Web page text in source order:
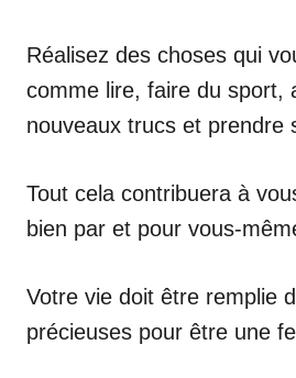
Réalisez des choses qui
comme lire, faire du sport,
nouveaux trucs et prendre
Tout cela contribuera à
bien par et pour vous-
Votre vie doit être remplie
précieuses pour être une